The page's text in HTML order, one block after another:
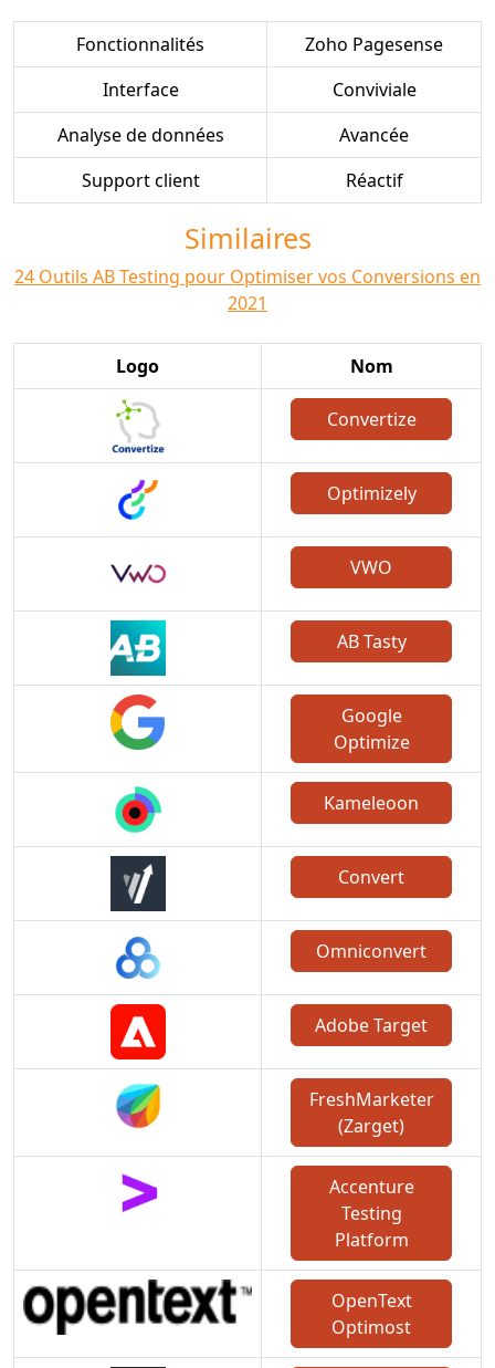
Fonctionnalités
Zoho Pagesense
Interface
Conviviale
Analyse de données
Avancée
Support client
Réactif
Similaires
24 Outils AB Testing pour Optimiser vos Conversions en
2021
Logo Nom
Convertize
Optimizely
VWO
AB Tasty
Google
Optimize
Kameleoon
Convert
Omniconvert
Adobe Target
FreshMarketer
(Zarget)
Accenture
Testing
Platform
OpenText
Optimost